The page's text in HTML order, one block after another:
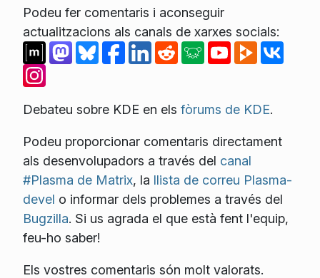
Podeu fer comentaris i aconseguir
actualitzacions als canals de xarxes socials:
Debateu sobre KDE en els fòrums de KDE.
Podeu proporcionar comentaris directament
als desenvolupadors a través del canal
#Plasma de Matrix, la llista de correu Plasma-
devel o informar dels problemes a través del
Bugzilla. Si us agrada el que està fent l'equip,
feu-ho saber!
Els vostres comentaris són molt valorats.